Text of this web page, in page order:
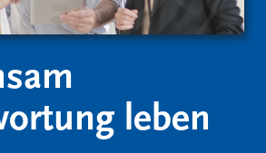
leben